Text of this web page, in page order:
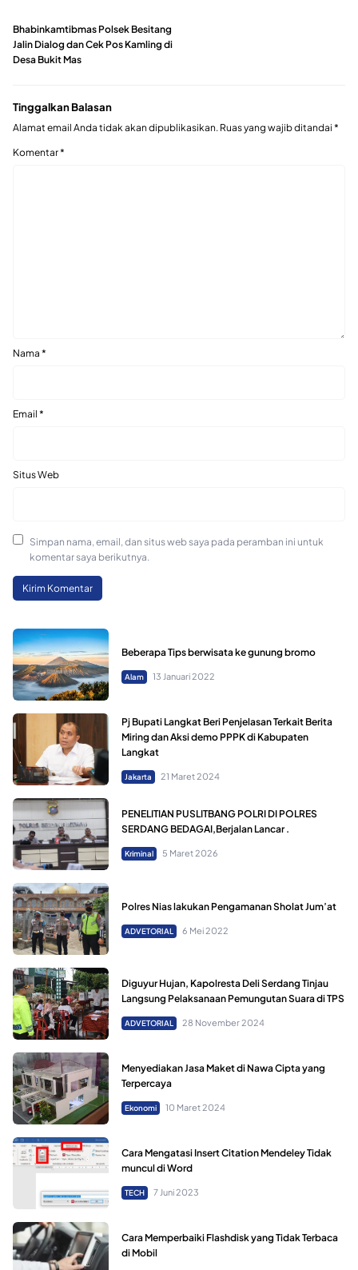
Bhabinkamtibmas Polsek Besitang
Jalin Dialog dan Cek Pos Kamling di
Desa Bukit Mas
Tinggalkan Balasan
Alamat email Anda tidak akan dipublikasikan. Ruas yang wajib ditandai *
Komentar*
Nama *
Email *
Situs Web
Simpan nama, email, dan situs web saya pada peramban ini untuk
komentar saya berikutnya.
Beberapa Tips berwisata ke gunung bromo
Alam 13 Januari 2022
Pj Bupati Langkat Beri Penjelasan Terkait Berita
Miring dan Aksi demo PPPK di Kabupaten
Langkat
Jakarta 21 Maret 2024
PENELITIAN PUSLITBANG POLRI DI POLRES
SERDANG BEDAGAI,Berjalan Lancar .
Kriminal 5 Maret 2026
Polres Nias lakukan Pengamanan Sholat Jum’at
ADVETORIAL 6 Mei 2022
Diguyur Hujan, Kapolresta Deli Serdang Tinjau
Langsung Pelaksanaan Pemungutan Suara di TPS
ADVETORIAL 28 November 2024
Menyediakan Jasa Maket di Nawa Cipta yang
Terpercaya
Ekonomi 10 Maret 2024
Cara Mengatasi Insert Citation Mendeley Tidak
muncul di Word
TECH 7 Juni 2023
Cara Memperbaiki Flashdisk yang Tidak Terbaca
di Mobil